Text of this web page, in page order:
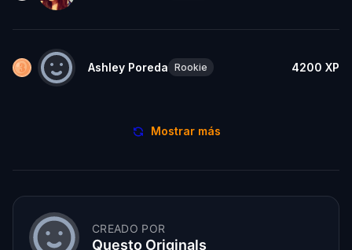
Ashley Poreda Rookie 4200 XP
Mostrar más
CREADO POR
Questo Originals